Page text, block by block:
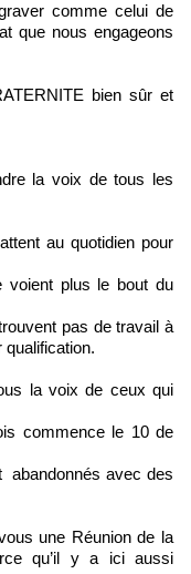
comme celui de
que nous engageons
bien sûr et
la voix de tous les
au quotidien pour
voient plus le bout du
pas de travail à
qualification.
la voix de ceux qui
commence le 10 de
abandonnés avec des
une Réunion de la
qu’il y a ici aussi